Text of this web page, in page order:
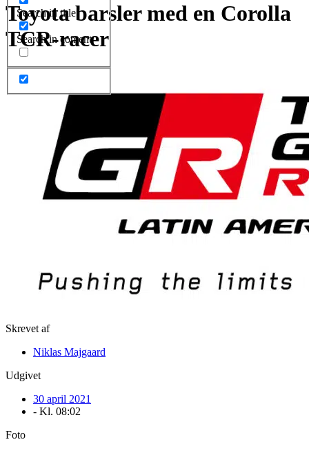
Search in title
Search in content
Toyota barsler med en Corolla
TCR-racer
Skrevet af
Niklas Majgaard
Udgivet
30 april 2021
- Kl. 08:02
Foto